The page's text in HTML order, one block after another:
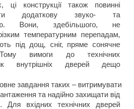
ці конструкції також повинні
додаткову звуко- та
Вони, здебільшого, не
температурним перепадам,
під дощ, сніг, пряме сонячне
вимоги до технічних
внутрішніх дверей дещо
завдання таких – витримувати
та надійно захищати від
Для вхідних технічних дверей